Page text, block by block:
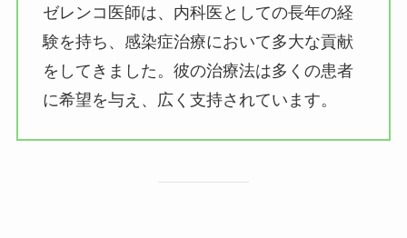
ゼレンコ医師は、内科医としての長年の経
験を持ち、感染症治療において多大な貢献
をしてきました。彼の治療法は多くの患者
に希望を与え、広く支持されています。